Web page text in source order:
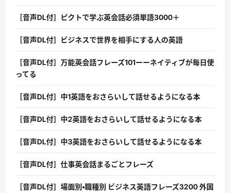
［音声DL付］ピクトで学ぶ英会話必須単語3000＋
［音声DL付］ビジネスで世界を相手にする人の英語
［音声DL付］万能英会話フレーズ101ーーネイティブが毎日使
ってる
［音声DL付］中1英語をおさらいして話せるようになる本
［音声DL付］中2英語をおさらいして話せるようになる本
［音声DL付］中3英語をおさらいして話せるようになる本
［音声DL付］仕事英会話まるごとフレーズ
［音声DL付］場面別・職種別 ビジネス英語フレーズ3200 外国